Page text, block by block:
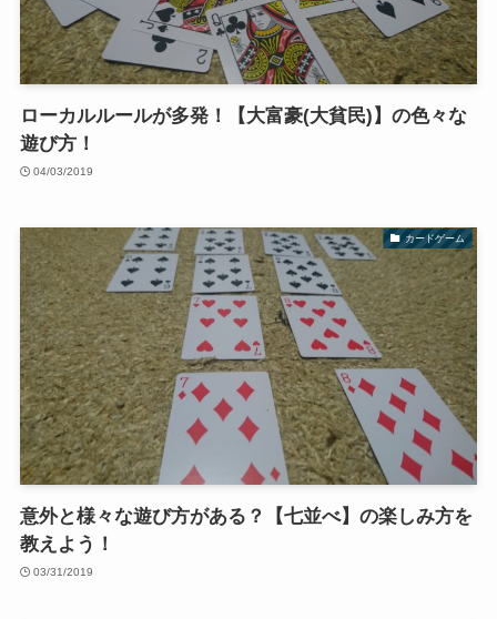
ローカルルールが多発！【大富豪(大貧民)】の色々な
遊び方！
04/03/2019
カードゲーム
意外と様々な遊び方がある？【七並べ】の楽しみ方を
教えよう！
03/31/2019